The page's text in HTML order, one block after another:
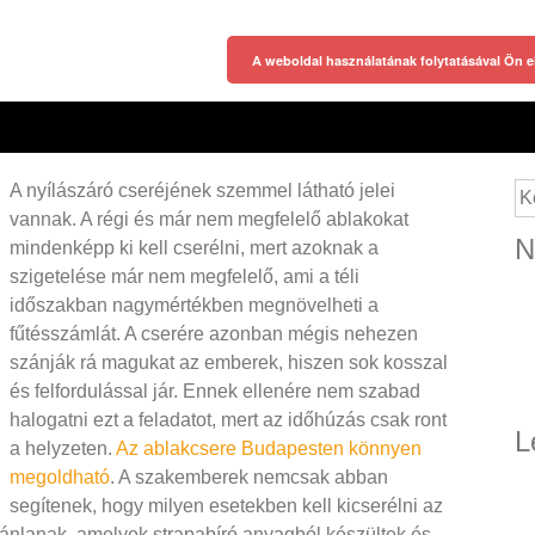
A nyílászáró cseréjének szemmel látható jelei
vannak. A régi és már nem megfelelő ablakokat
mindenképp ki kell cserélni, mert azoknak a
szigetelése már nem megfelelő, ami a téli
időszakban nagymértékben megnövelheti a
fűtésszámlát. A cserére azonban mégis nehezen
szánják rá magukat az emberek, hiszen sok kosszal
és felfordulással jár. Ennek ellenére nem szabad
halogatni ezt a feladatot, mert az időhúzás csak ront
a helyzeten. Az ablakcsere Budapesten könnyen
megoldható. A szakemberek nemcsak abban
segítenek, hogy milyen esetekben kell kicserélni az
A weboldal használatának folytatásával Ön